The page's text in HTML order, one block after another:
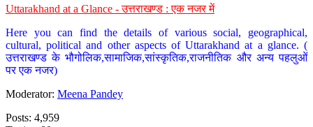
Uttarakhand at a Glance - उत्तराखण्ड : एक नजर में
Here you can find the details of various social, geographical,
cultural, political and other aspects of Uttarakhand at a glance. (
उत्तराखण्ड के भौगोलिक,सामाजिक,सांस्कृतिक,राजनीतिक और अन्य पहलुओं
पर एक नजर)
Moderator: Meena Pandey
Posts: 4,959